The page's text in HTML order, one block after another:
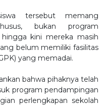
tersebut memang
bukan program
kini mereka masih
belum memiliki fasilitas
yang memadai.
bahwa pihaknya telah
program pendampingan
perlengkapan sekolah